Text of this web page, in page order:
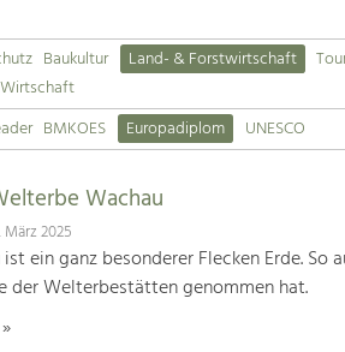
Baukultur Land- & Forstwirtschaft
Wirtschaft
BMKOES Europadiplom UNESCO
Wachau
März 2025
ein ganz besonderer Flecken Erde.
der Welterbestätten genommen hat.